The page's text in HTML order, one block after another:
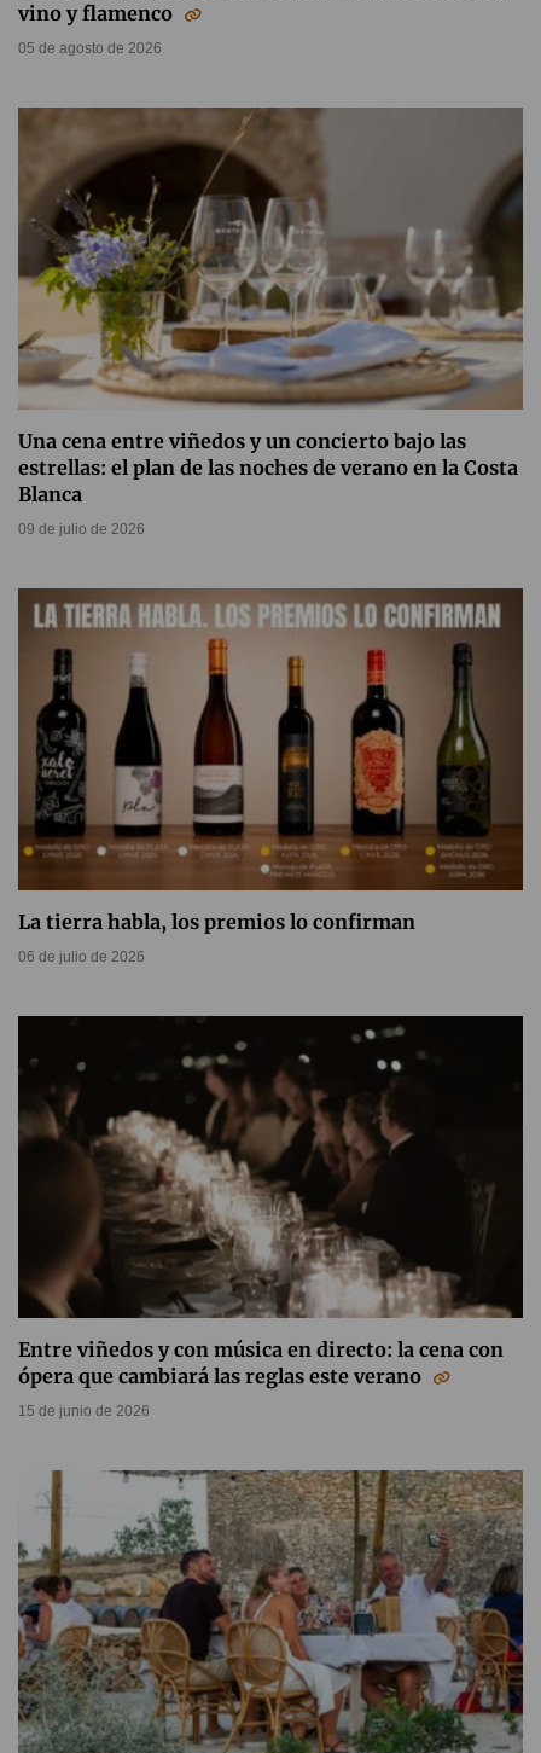
vino y flamenco
05 de agosto de 2026
Una cena entre viñedos y un concierto bajo las
estrellas: el plan de las noches de verano en la Costa
Blanca
09 de julio de 2026
La tierra habla, los premios lo confirman
06 de julio de 2026
Entre viñedos y con música en directo: la cena con
ópera que cambiará las reglas este verano
15 de junio de 2026